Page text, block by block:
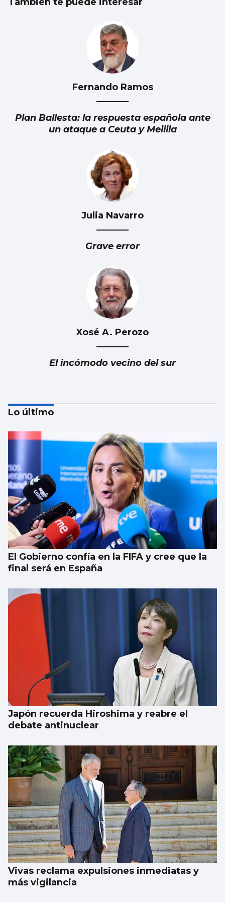
Fernando Ramos
Plan Ballesta: la respuesta española ante
un ataque a Ceuta y Melilla
Julia Navarro
Grave error
Xosé A. Perozo
El incómodo vecino del sur
Luis Del Val
Las mafias trabajan gratis
Lo último
El Gobierno confía en la FIFA y cree que la
final será en España
Japón recuerda Hiroshima y reabre el
debate antinuclear
Vivas reclama expulsiones inmediatas y
más vigilancia